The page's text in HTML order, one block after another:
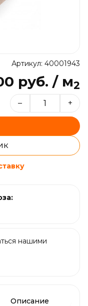
Артикул: 40001943
руб. / м2
– +
нашими
Описание